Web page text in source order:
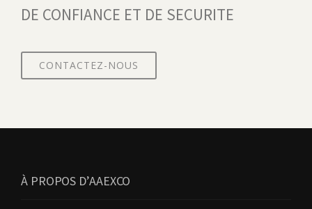
DE CONFIANCE ET DE SECURITE
CONTACTEZ-NOUS
À PROPOS D’AAEXCO